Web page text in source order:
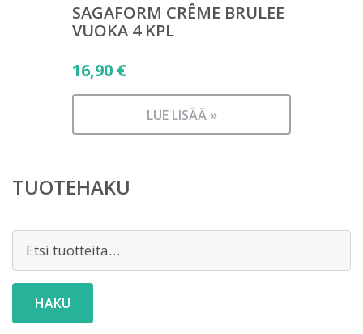
SAGAFORM CRÊME BRULEE
VUOKA 4 KPL
16,90 €
LUE LISÄÄ »
TUOTEHAKU
Etsi:
HAKU